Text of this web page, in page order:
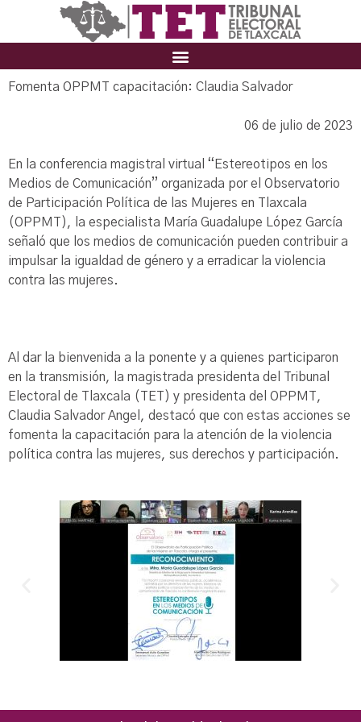
Fomenta OPPMT capacitación: Claudia Salvador
06 de julio de 2023
En la conferencia magistral virtual “Estereotipos en los
Medios de Comunicación” organizada por el Observatorio
de Participación Política de las Mujeres en Tlaxcala
(OPPMT), la especialista María Guadalupe López García
señaló que los medios de comunicación pueden contribuir a
impulsar la igualdad de género y a erradicar la violencia
contra las mujeres.
Al dar la bienvenida a la ponente y a quienes participaron
en la transmisión, la magistrada presidenta del Tribunal
Electoral de Tlaxcala (TET) y presidenta del OPPMT,
Claudia Salvador Angel, destacó que con estas acciones se
fomenta la capacitación para la atención de la violencia
política contra las mujeres, sus derechos y participación.